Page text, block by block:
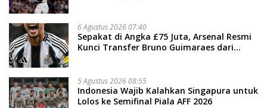
6 Agustus 2026 07:40
Sepakat di Angka £75 Juta, Arsenal Resmi
Kunci Transfer Bruno Guimaraes dari
5 Agustus 2026 08:55
Indonesia Wajib Kalahkan Singapura untuk
Lolos ke Semifinal Piala AFF 2026